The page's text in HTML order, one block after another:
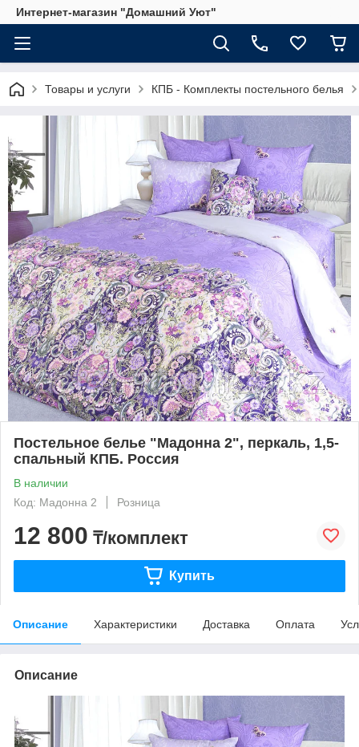
Интернет-магазин "Домашний Уют"
Товары и услуги КПБ - Комплекты постельного белья
Постельное белье "Мадонна 2", перкаль, 1,5-
спальный КПБ. Россия
В наличии
Код: Мадонна 2
Розница
12 800 ₸/комплект
Купить
Описание Характеристики Доставка Оплата
Описание